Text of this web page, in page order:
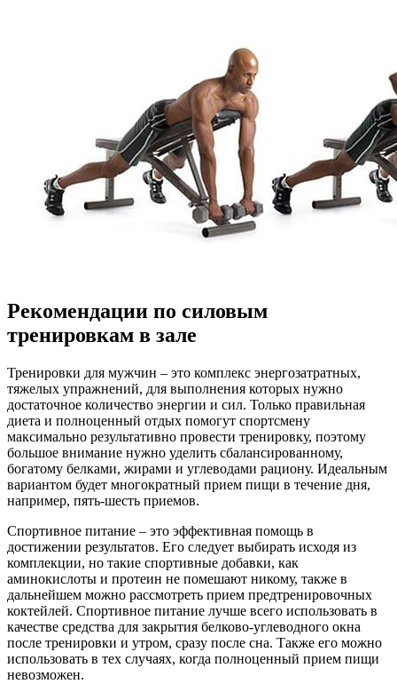
Рекомендации по силовым
тренировкам в зале
Тренировки для мужчин – это комплекс энергозатратных,
тяжелых упражнений, для выполнения которых нужно
достаточное количество энергии и сил. Только правильная
диета и полноценный отдых помогут спортсмену
максимально результативно провести тренировку, поэтому
большое внимание нужно уделить сбалансированному,
богатому белками, жирами и углеводами рациону. Идеальным
вариантом будет многократный прием пищи в течение дня,
например, пять-шесть приемов.
Спортивное питание – это эффективная помощь в
достижении результатов. Его следует выбирать исходя из
комплекции, но такие спортивные добавки, как
аминокислоты и протеин не помешают никому, также в
дальнейшем можно рассмотреть прием предтренировочных
коктейлей. Спортивное питание лучше всего использовать в
качестве средства для закрытия белково-углеводного окна
после тренировки и утром, сразу после сна. Также его можно
использовать в тех случаях, когда полноценный прием пищи
невозможен.